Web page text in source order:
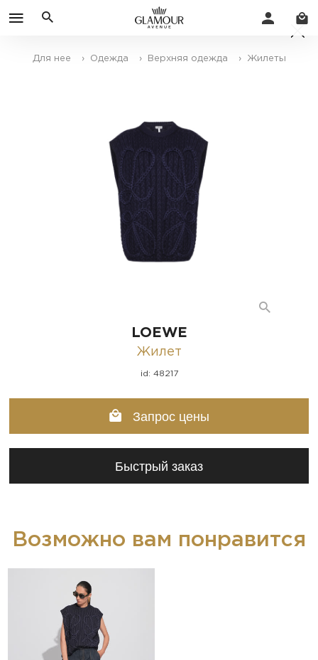
Для нее › Одежда › Верхняя одежда › Жилеты
LOEWE
Жилет
id: 48217
Запрос цены
Быстрый заказ
Возможно вам понравится